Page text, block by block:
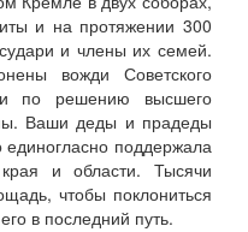
и на протяжении 300
и члены их семей.
вожди Советского
по решению высшего
Ваши деды и прадеды
единогласно поддержала
и области. Тысячи
чтобы поклониться
в последний путь.